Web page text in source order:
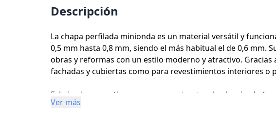
Descripción
La chapa perfilada minionda es un material versátil y
0,5 mm hasta 0,8 mm, siendo el más habitual el de 0,6
obras y reformas con un estilo moderno y atractivo.
fachadas y cubiertas como para revestimientos interiores o
Fabricada en continuo con acero estructural galvanizado
25 micras en color estándar. Se produce en longitudes a
Ver más